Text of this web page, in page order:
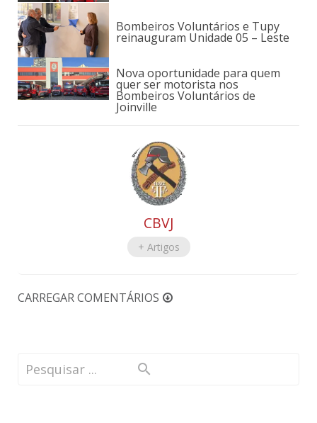
Bombeiros Voluntários e Tupy
reinauguram Unidade 05 – Leste
Nova oportunidade para quem
quer ser motorista nos
Bombeiros Voluntários de
Joinville
CBVJ
+ Artigos
CARREGAR COMENTÁRIOS